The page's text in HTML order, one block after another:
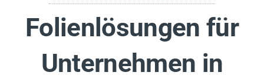
Folienlösungen für
Unternehmen in